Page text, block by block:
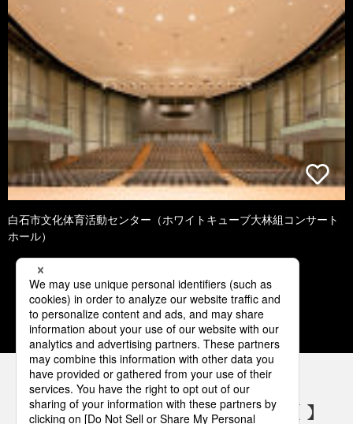
白石市文化体育活動センター（ホワイトキューブ大林組コンサート
ホール）
1 2 3 4 5
パナソニックの電気設備 SNSアカウント